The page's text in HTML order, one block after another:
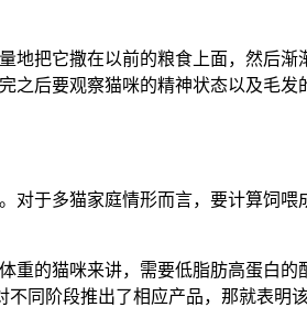
地把它撒在以前的粮食上面，然后渐
之后要观察猫咪的精神状态以及毛发
对于多猫家庭情形而言，要计算饲喂
重的猫咪来讲，需要低脂肪高蛋白的
同阶段推出了相应产品，那就表明